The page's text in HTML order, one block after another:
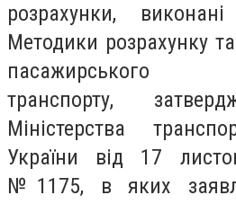
розрахунки,
Методики розрахунку
пасажирського
транспорту,
Міністерства
України від 17
№1175, в яких